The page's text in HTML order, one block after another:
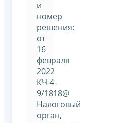
и
номер
решения:
от
16
февраля
2022
КЧ-4-
9/1818@
Налоговый
орган,